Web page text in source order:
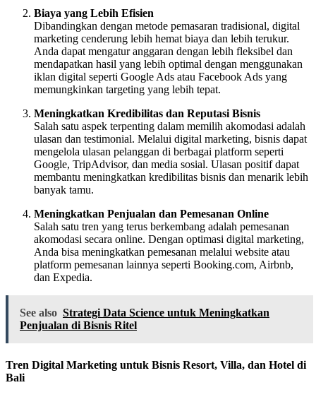
Biaya yang Lebih Efisien
Dibandingkan dengan metode pemasaran tradisional, digital
marketing cenderung lebih hemat biaya dan lebih terukur.
Anda dapat mengatur anggaran dengan lebih fleksibel dan
mendapatkan hasil yang lebih optimal dengan menggunakan
iklan digital seperti Google Ads atau Facebook Ads yang
memungkinkan targeting yang lebih tepat.
Meningkatkan Kredibilitas dan Reputasi Bisnis
Salah satu aspek terpenting dalam memilih akomodasi adalah
ulasan dan testimonial. Melalui digital marketing, bisnis dapat
mengelola ulasan pelanggan di berbagai platform seperti
Google, TripAdvisor, dan media sosial. Ulasan positif dapat
membantu meningkatkan kredibilitas bisnis dan menarik lebih
banyak tamu.
Meningkatkan Penjualan dan Pemesanan Online
Salah satu tren yang terus berkembang adalah pemesanan
akomodasi secara online. Dengan optimasi digital marketing,
Anda bisa meningkatkan pemesanan melalui website atau
platform pemesanan lainnya seperti Booking.com, Airbnb,
dan Expedia.
See also Strategi Data Science untuk Meningkatkan
Penjualan di Bisnis Ritel
Tren Digital Marketing untuk Bisnis Resort, Villa, dan Hotel di
Bali